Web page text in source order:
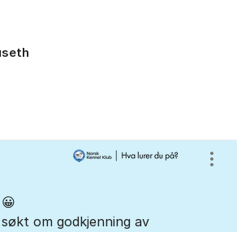
om godkjenning av
Vis/